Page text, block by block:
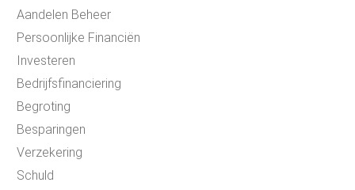
Aandelen Beheer
Persoonlijke Financiën
Investeren
Bedrijfsfinanciering
Begroting
Besparingen
Verzekering
Schuld